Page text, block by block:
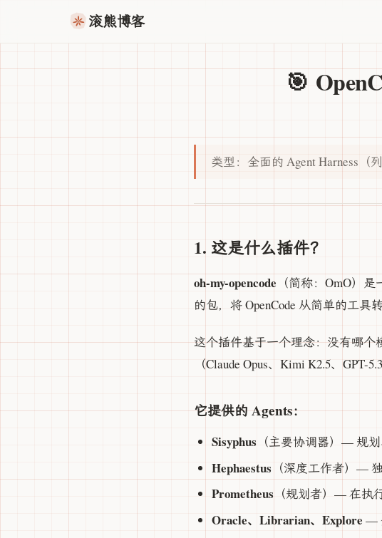
滚熊博客
🎯
类型：全面的 Agent Harness（
1. 这是什么插件？
oh-my-opencode （简称：OmO）
的包，将 OpenCode 从简单的工具
这个插件基于一个理念：没有哪
（Claude Opus、Kimi K2.5、GPT-
它提供的 Agents：
Sisyphus （主要协调器）— 规
Hephaestus （深度工作者）—
Prometheus （规划者）— 在执
Oracle、Librarian、Explore —